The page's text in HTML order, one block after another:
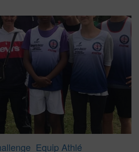
Equip Athlé